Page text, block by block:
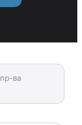
ва